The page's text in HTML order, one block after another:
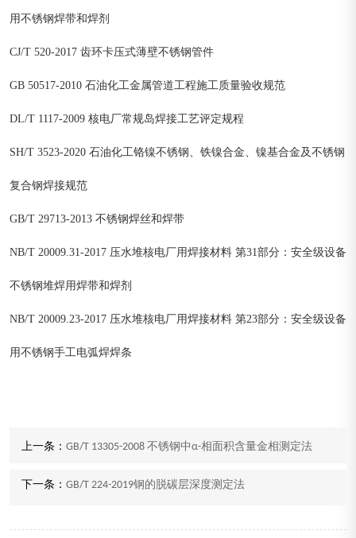
用不锈钢焊带和焊剂
CJ/T 520-2017 齿环卡压式薄壁不锈钢管件
GB 50517-2010 石油化工金属管道工程施工质量验收规范
DL/T 1117-2009 核电厂常规岛焊接工艺评定规程
SH/T 3523-2020 石油化工铬镍不锈钢、铁镍合金、镍基合金及不锈钢
复合钢焊接规范
GB/T 29713-2013 不锈钢焊丝和焊带
NB/T 20009.31-2017 压水堆核电厂用焊接材料 第31部分：安全级设备
不锈钢堆焊用焊带和焊剂
NB/T 20009.23-2017 压水堆核电厂用焊接材料 第23部分：安全级设备
用不锈钢手工电弧焊焊条
上一条： GB/T 13305-2008 不锈钢中α-相面积含量金相测定法
下一条： GB/T 224-2019钢的脱碳层深度测定法